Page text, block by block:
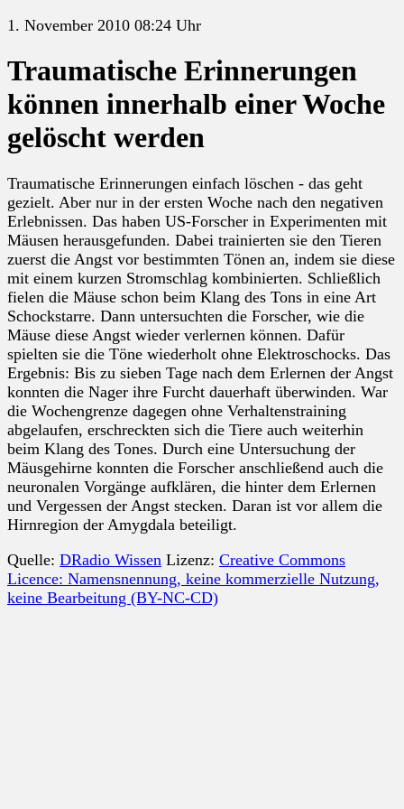
1. November 2010 08:24 Uhr
Traumatische Erinnerungen
können innerhalb einer Woche
gelöscht werden
Traumatische Erinnerungen einfach löschen - das geht
gezielt. Aber nur in der ersten Woche nach den negativen
Erlebnissen. Das haben US-Forscher in Experimenten mit
Mäusen herausgefunden. Dabei trainierten sie den Tieren
zuerst die Angst vor bestimmten Tönen an, indem sie diese
mit einem kurzen Stromschlag kombinierten. Schließlich
fielen die Mäuse schon beim Klang des Tons in eine Art
Schockstarre. Dann untersuchten die Forscher, wie die
Mäuse diese Angst wieder verlernen können. Dafür
spielten sie die Töne wiederholt ohne Elektroschocks. Das
Ergebnis: Bis zu sieben Tage nach dem Erlernen der Angst
konnten die Nager ihre Furcht dauerhaft überwinden. War
die Wochengrenze dagegen ohne Verhaltenstraining
abgelaufen, erschreckten sich die Tiere auch weiterhin
beim Klang des Tones. Durch eine Untersuchung der
Mäusgehirne konnten die Forscher anschließend auch die
neuronalen Vorgänge aufklären, die hinter dem Erlernen
und Vergessen der Angst stecken. Daran ist vor allem die
Hirnregion der Amygdala beteiligt.
Quelle: DRadio Wissen Lizenz: Creative Commons
Licence: Namensnennung, keine kommerzielle Nutzung,
keine Bearbeitung (BY-NC-CD)